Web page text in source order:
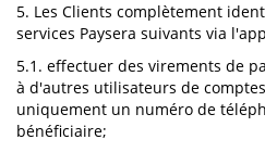
5. Les Clients complètement
services Paysera suivants via
5.1. effectuer des virements de
à d'autres utilisateurs de
uniquement un numéro de
bénéficiaire;